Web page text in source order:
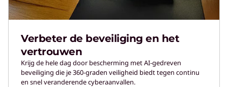
Verbeter de beveiliging en het
vertrouwen
Krijg de hele dag door bescherming met AI-gedreven
beveiliging die je 360-graden veiligheid biedt tegen continu
en snel veranderende cyberaanvallen.